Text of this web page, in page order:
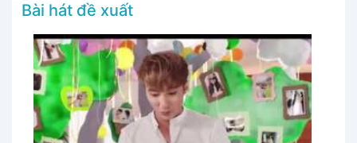
Bài hát đề xuất